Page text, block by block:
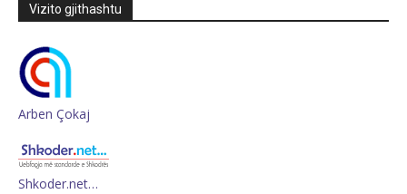
Vizito gjithashtu
Arben Çokaj
Shkoder.net…